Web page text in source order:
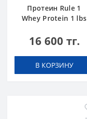
Протеин Rule 1
Whey Protein 1 lbs
Мороженое
16 600 тг.
В КОРЗИНУ